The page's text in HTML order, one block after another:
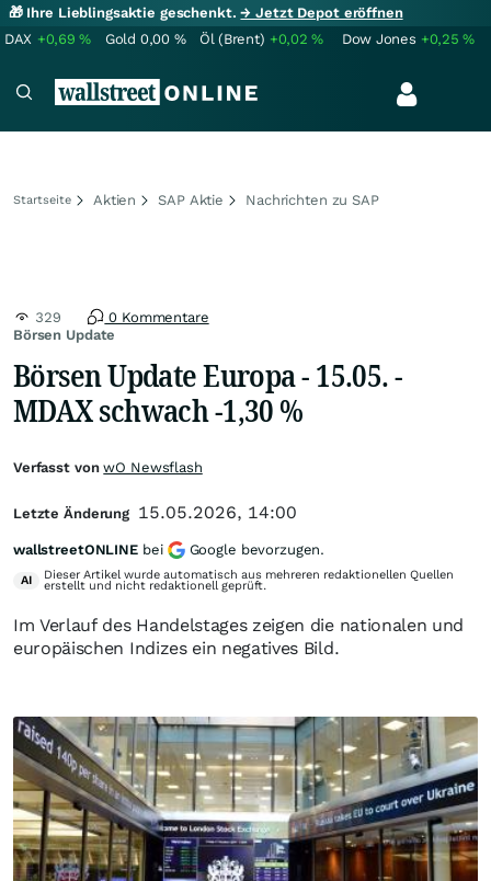
🎁 Ihre Lieblingsaktie geschenkt.→ Jetzt Depot eröffnen
DAX +0,69% Gold 0,00 % Öl (Brent) +0,02% Dow Jones +0,25%
Startseite Aktien SAP Aktie Nachrichten zu SAP
Börsen Update
329 0 Kommentare
Börsen Update Europa - 15.05. -
MDAX schwach -1,30 %
Im Verlauf des Handelstages zeigen die nationalen und
europäischen Indizes ein negatives Bild.
Verfasst vonwO Newsflash
Letzte Änderung 15.05.2026, 14:00
wallstreetONLINE bei Google bevorzugen.
AI Dieser Artikel wurde automatisch aus mehreren redaktionellen Quellen
erstellt und nicht redaktionell geprüft.